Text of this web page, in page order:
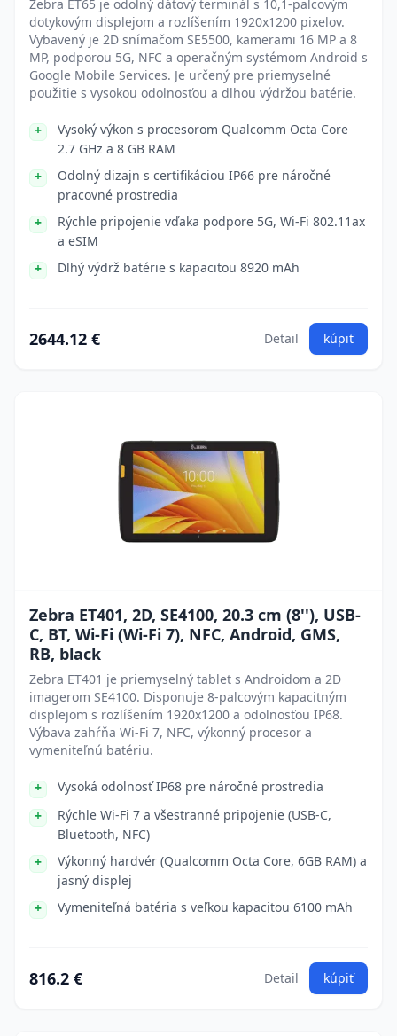
Zebra ET65 je odolný dátový terminál s 10,1-palcovým
dotykovým displejom a rozlíšením 1920x1200 pixelov.
Vybavený je 2D snímačom SE5500, kamerami 16 MP a 8
MP, podporou 5G, NFC a operačným systémom Android s
Google Mobile Services. Je určený pre priemyselné
použitie s vysokou odolnosťou a dlhou výdržou batérie.
Vysoký výkon s procesorom Qualcomm Octa Core
2.7 GHz a 8 GB RAM
Odolný dizajn s certifikáciou IP66 pre náročné
pracovné prostredia
Rýchle pripojenie vďaka podpore 5G, Wi-Fi 802.11ax
a eSIM
Dlhý výdrž batérie s kapacitou 8920 mAh
2644.12 € Detail kúpiť
Zebra ET401, 2D, SE4100, 20.3 cm (8''), USB-
C, BT, Wi-Fi (Wi-Fi 7), NFC, Android, GMS,
RB, black
Zebra ET401 je priemyselný tablet s Androidom a 2D
imagerom SE4100. Disponuje 8-palcovým kapacitným
displejom s rozlíšením 1920x1200 a odolnosťou IP68.
Výbava zahŕňa Wi-Fi 7, NFC, výkonný procesor a
vymeniteľnú batériu.
Vysoká odolnosť IP68 pre náročné prostredia
Rýchle Wi-Fi 7 a všestranné pripojenie (USB-C,
Bluetooth, NFC)
Výkonný hardvér (Qualcomm Octa Core, 6GB RAM) a
jasný displej
Vymeniteľná batéria s veľkou kapacitou 6100 mAh
816.2 € Detail kúpiť